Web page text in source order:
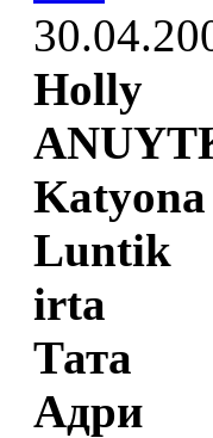
Holly
Katyona
Luntik
irta
Тата
Адри